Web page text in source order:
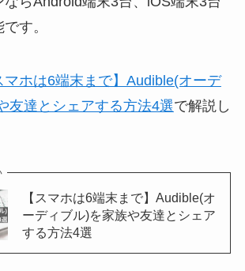
す。
マホは6端末まで】Audible(オーデ
友達とシェアする方法4選で解説し
【スマホは6端末まで】Audible(オ
ーディブル)を家族や友達とシェア
する方法4選